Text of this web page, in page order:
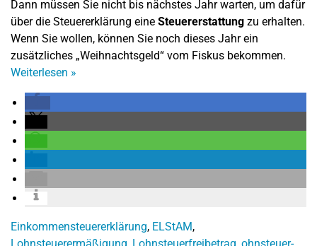
Dann müssen Sie nicht bis nächstes Jahr warten, um dafür
über die Steuererklärung eine Steuererstattung zu erhalten.
Wenn Sie wollen, können Sie noch dieses Jahr ein
zusätzliches „Weihnachtsgeld“ vom Fiskus bekommen.
Weiterlesen »
Einkommensteuererklärung, ELStAM,